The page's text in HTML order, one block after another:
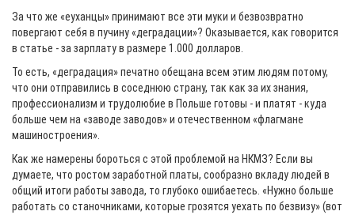
За что же «еуханцы» принимают все эти муки и безвозвратно
повергают себя в пучину «деградации»? Оказывается, как говорится
в статье - за зарплату в размере 1.000 долларов.
То есть, «деградация» печатно обещана всем этим людям потому,
что они отправились в соседнюю страну, так как за их знания,
профессионализм и трудолюбие в Польше готовы - и платят - куда
больше чем на «заводе заводов» и отечественном «флагмане
машиностроения».
Как же намерены бороться с этой проблемой на НКМЗ? Если вы
думаете, что ростом заработной платы, сообразно вкладу людей в
общий итоги работы завода, то глубоко ошибаетесь. «Нужно больше
работать со станочниками, которые грозятся уехать по безвизу» (вот